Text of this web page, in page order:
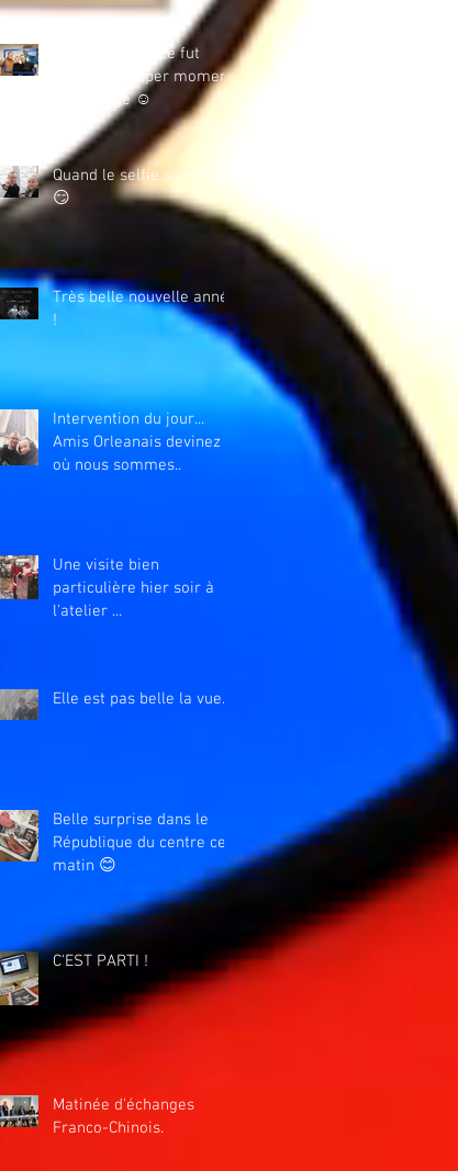
Comme prédit ce fut
encore un super moment
de partage ☺️
Quand le selfie s'impose
😏
Très belle nouvelle année
!
Intervention du jour...
Amis Orleanais devinez
où nous sommes..
Une visite bien
particulière hier soir à
l'atelier ...
Elle est pas belle la vue....
Belle surprise dans le
République du centre ce
matin 😊
C'EST PARTI !
Matinée d'échanges
Franco-Chinois.